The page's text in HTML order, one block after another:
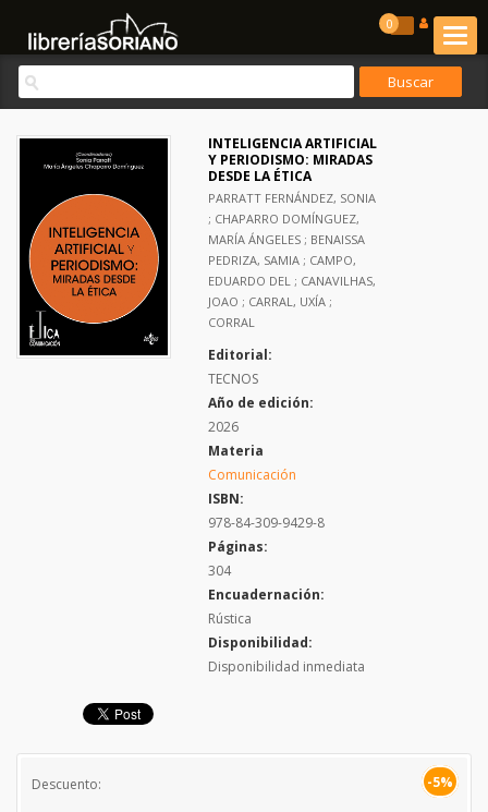
0
INTELIGENCIA ARTIFICIAL
Y PERIODISMO: MIRADAS
DESDE LA ÉTICA
PARRATT FERNÁNDEZ, SONIA
; CHAPARRO DOMÍNGUEZ,
MARÍA ÁNGELES ; BENAISSA
PEDRIZA, SAMIA ; CAMPO,
EDUARDO DEL ; CANAVILHAS,
JOAO ; CARRAL, UXÍA ;
CORRAL
Editorial:
TECNOS
Año de edición:
2026
Materia
Comunicación
ISBN:
978-84-309-9429-8
Páginas:
304
Encuadernación:
Rústica
Disponibilidad:
Disponibilidad inmediata
Descuento: -5%